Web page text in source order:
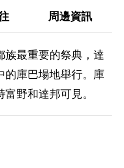
周邊資訊
族最重要的祭典，達
的庫巴場地舉行。庫
野和達邦可見。